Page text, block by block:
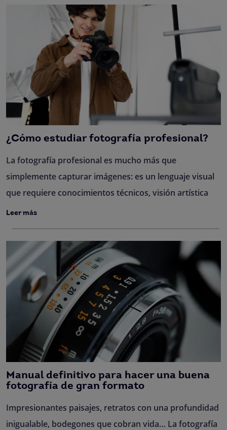
¿Cómo estudiar fotografía profesional?
La fotografía profesional es mucho más que
simplemente capturar imágenes: es un lenguaje visual
que requiere conocimientos técnicos, visión artística
Leer más
Manual definitivo para hacer una buena
fotografía de gran formato
Impresionantes paisajes, retratos con una profundidad
inigualable, bodegones que cobran vida… La fotografía